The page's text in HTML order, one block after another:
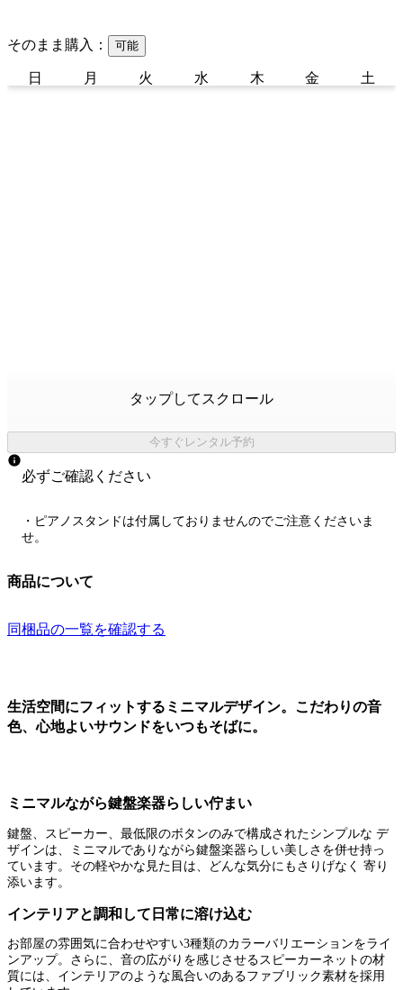
そのまま購入： 可能
日 月 火 水 木 金 土
タップしてスクロール
今すぐレンタル予約
必ずご確認ください
・ピアノスタンドは付属しておりませんのでご注意くださいま
せ。
商品について
同梱品の一覧を確認する
生活空間にフィットするミニマルデザイン。こだわりの音
色、心地よいサウンドをいつもそばに。
ミニマルながら鍵盤楽器らしい佇まい
鍵盤、スピーカー、最低限のボタンのみで構成されたシンプルな デ
ザインは、ミニマルでありながら鍵盤楽器らしい美しさを併せ持っ
ています。その軽やかな見た目は、どんな気分にもさりげなく 寄り
添います。
インテリアと調和して日常に溶け込む
お部屋の雰囲気に合わせやすい3種類のカラーバリエーションをライ
ンアップ。さらに、音の広がりを感じさせるスピーカーネットの材
質には、インテリアのような風合いのあるファブリック素材を採用